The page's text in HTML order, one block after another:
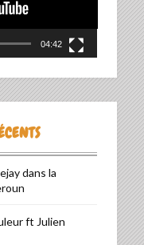
04:42
dans la
ft Julien